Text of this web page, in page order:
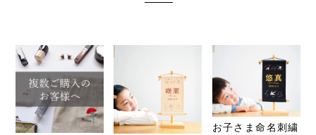
お子さま命名刺繍